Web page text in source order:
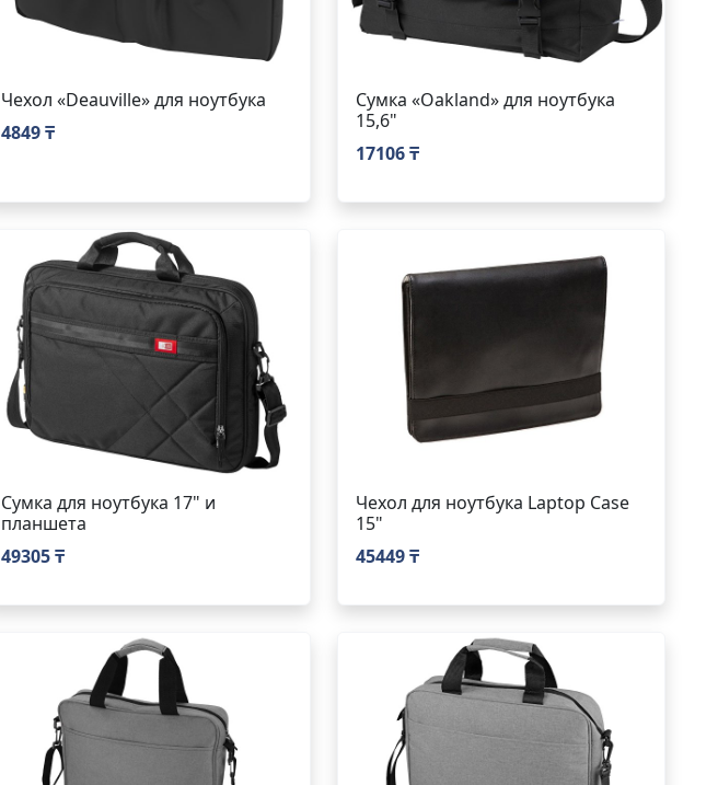
Чехол «Deauville» для ноутбука
4849 ₸
Сумка «Oakland» для ноутбука
15,6"
17106 ₸
Сумка для ноутбука 17" и
планшета
49305 ₸
Чехол для ноутбука Laptop Case
15"
45449 ₸